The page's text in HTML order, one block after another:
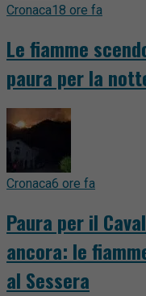
Cronaca18 ore fa
Le fiamme
paura per la
Cronaca6 ore fa
Paura per il
ancora: le
al Sessera